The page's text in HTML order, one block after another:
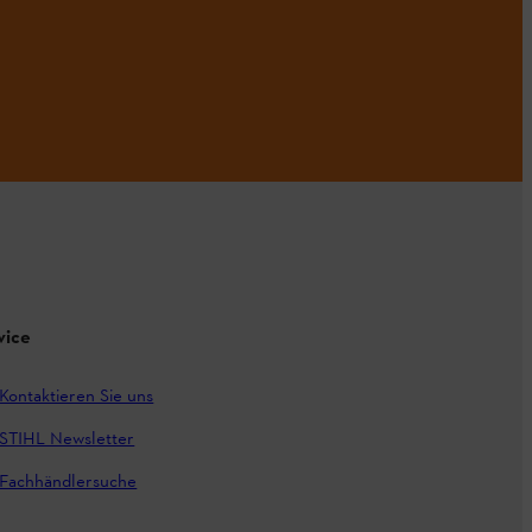
Kontaktieren Sie uns
STIHL Newsletter
Fachhändlersuche